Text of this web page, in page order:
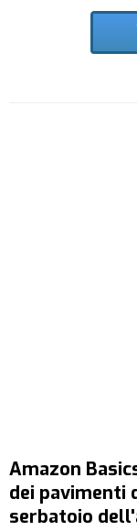
Amazon
dei pavimenti
serbatoio